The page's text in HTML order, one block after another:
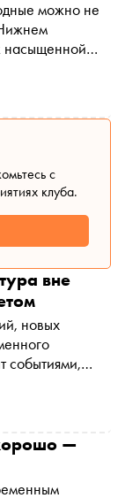
так важен
можно не
насыщенной
впечатлит
с
клуба.
вне
новых
событиями,
ярких
—